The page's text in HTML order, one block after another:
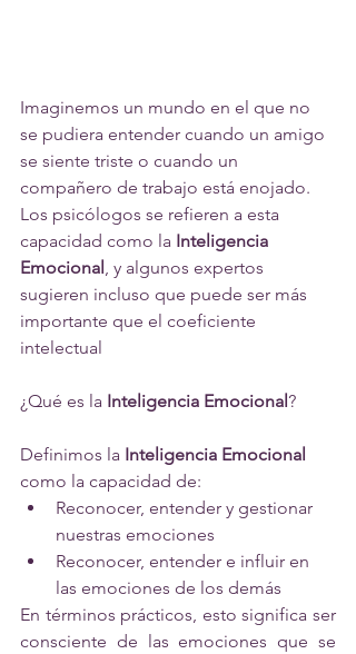
Imaginemos un mundo en el que no
se pudiera entender cuando un amigo
se siente triste o cuando un
compañero de trabajo está enojado.
Los psicólogos se refieren a esta
capacidad como la Inteligencia
Emocional , y algunos expertos
sugieren incluso que puede ser más
importante que el coeficiente
intelectual
¿Qué es la Inteligencia Emocional ?
Definimos la Inteligencia Emocional
como la capacidad de:
Reconocer, entender y gestionar
nuestras emociones
Reconocer, entender e influir en
las emociones de los demás
En términos prácticos, esto significa ser
consciente de las emociones que se